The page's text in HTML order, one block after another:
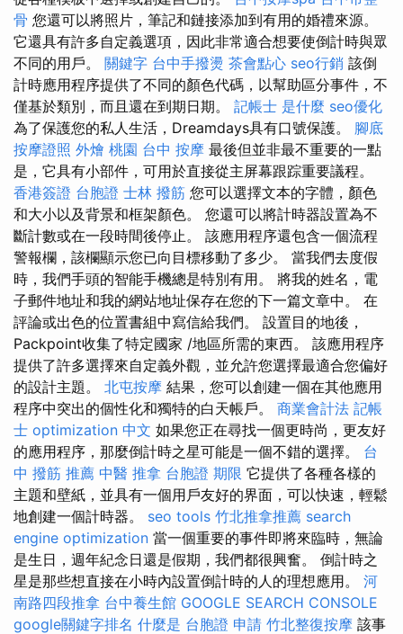
骨 您還可以將照片，筆記和鏈接添加到有用的婚禮來源。
它還具有許多自定義選項，因此非常適合想要使倒計時與眾
不同的用戶。 關鍵字 台中手撥燙 茶會點心 seo行銷 該倒
計時應用程序提供了不同的顏色代碼，以幫助區分事件，不
僅基於類別，而且還在到期日期。 記帳士 是什麼 seo優化
為了保護您的私人生活，Dreamdays具有口號保護。 腳底
按摩證照 外燴 桃園 台中 按摩 最後但並非最不重要的一點
是，它具有小部件，可用於直接從主屏幕跟踪重要議程。
香港簽證 台胞證 士林 撥筋 您可以選擇文本的字體，顏色
和大小以及背景和框架顏色。 您還可以將計時器設置為不
斷計數或在一段時間後停止。 該應用程序還包含一個流程
警報欄，該欄顯示您已向目標移動了多少。 當我們去度假
時，我們手頭的智能手機總是特別有用。 將我的姓名，電
子郵件地址和我的網站地址保存在您的下一篇文章中。 在
評論或出色的位置書組中寫信給我們。 設置目的地後，
Packpoint收集了特定國家 /地區所需的東西。 該應用程序
提供了許多選擇來自定義外觀，並允許您選擇最適合您偏好
的設計主題。 北屯按摩 結果，您可以創建一個在其他應用
程序中突出的個性化和獨特的白天帳戶。 商業會計法 記帳
士 optimization 中文 如果您正在尋找一個更時尚，更友好
的應用程序，那麼倒計時之星可能是一個不錯的選擇。 台
中 撥筋 推薦 中醫 推拿 台胞證 期限 它提供了各種各樣的
主題和壁紙，並具有一個用戶友好的界面，可以快速，輕鬆
地創建一個計時器。 seo tools 竹北推拿推薦 search
engine optimization 當一個重要的事件即將來臨時，無論
是生日，週年紀念日還是假期，我們都很興奮。 倒計時之
星是那些想直接在小時內設置倒計時的人的理想應用。 河
南路四段推拿 台中養生館 GOOGLE SEARCH CONSOLE
google關鍵字排名 什麼是 台胞證 申請 竹北整復按摩 該事